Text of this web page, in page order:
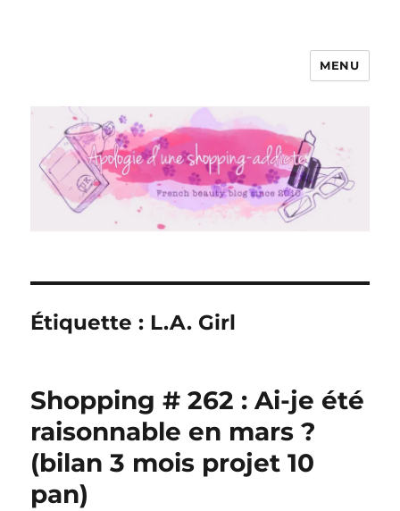
Apologie d'une Shopping-addicte
MENU
Étiquette : L.A. Girl
Shopping # 262 : Ai-je été
raisonnable en mars ?
(bilan 3 mois projet 10
pan)